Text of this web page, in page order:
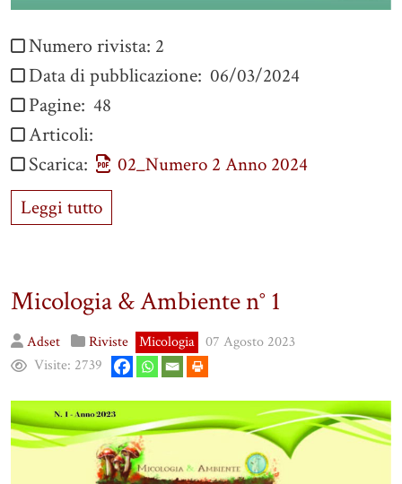
Numero rivista: 2
Data di pubblicazione: 06/03/2024
Pagine: 48
Articoli:
Scarica:
02_Numero 2 Anno 2024
Leggi tutto
Micologia & Ambiente n° 1
Adset Riviste Micologia 07 Agosto 2023
Visite: 2739